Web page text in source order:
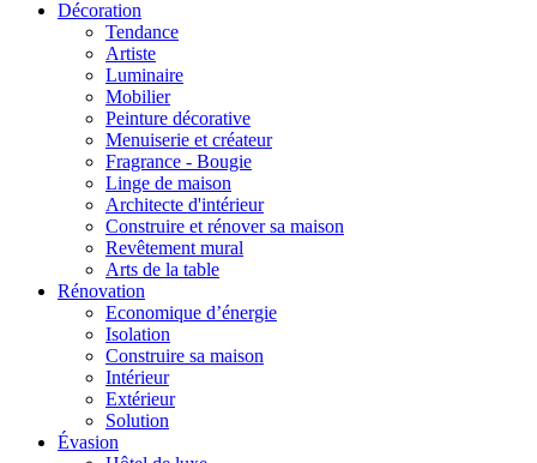
Décoration
Tendance
Artiste
Luminaire
Mobilier
Peinture décorative
Menuiserie et créateur
Fragrance - Bougie
Linge de maison
Architecte d'intérieur
Construire et rénover sa maison
Revêtement mural
Arts de la table
Rénovation
Economique d’énergie
Isolation
Construire sa maison
Intérieur
Extérieur
Solution
Évasion